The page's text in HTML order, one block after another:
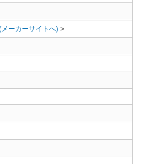
ーカーサイトへ) >